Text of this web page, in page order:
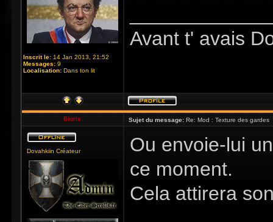
Inscrit le: 14 Jan 2013, 21:52
Messages: 9
Localisation: Dans ton lit
Avant t' avais
Bioris Sujet du message: Re: Mod : Texture des gardes
Dovahkiin Créateur
Ou envoie-lui
ce moment.
Cela attirera